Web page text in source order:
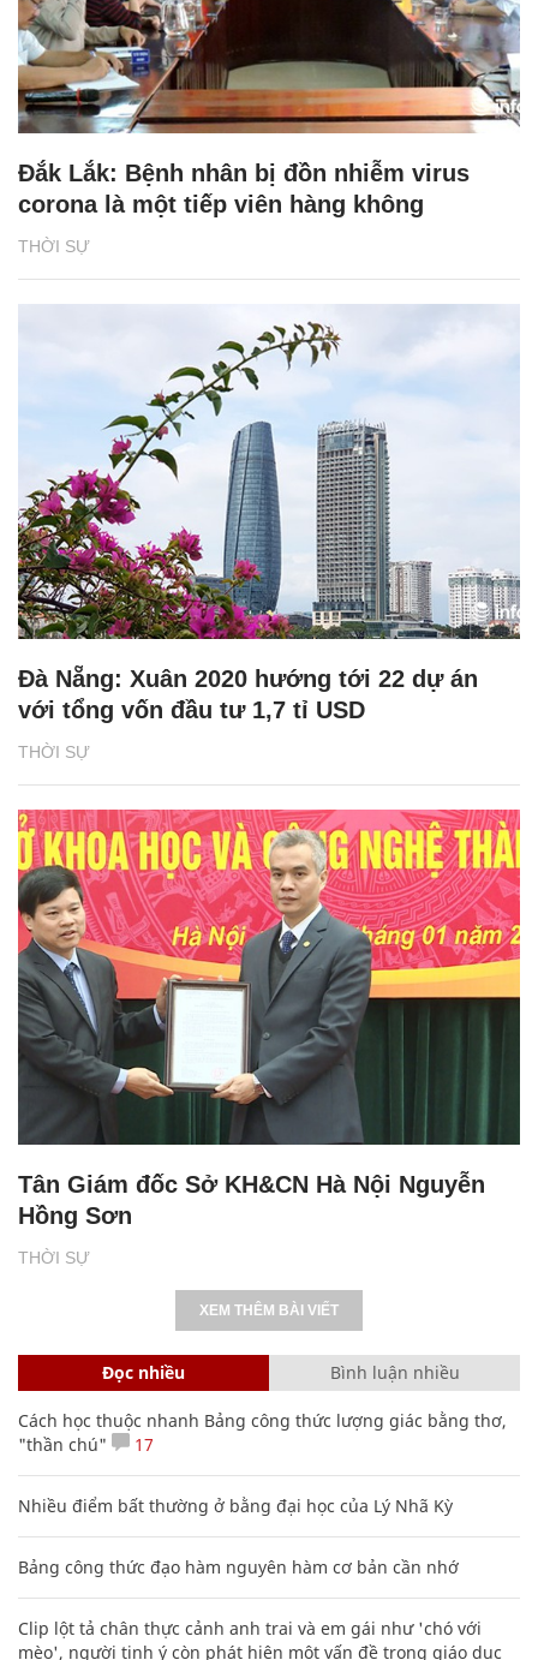
THỜI SỰ
Đắk Lắk: Bệnh nhân bị đồn nhiễm virus
corona là một tiếp viên hàng không
THỜI SỰ
Đà Nẵng: Xuân 2020 hướng tới 22 dự án
với tổng vốn đầu tư 1,7 tỉ USD
THỜI SỰ
Tân Giám đốc Sở KH&CN Hà Nội Nguyễn
Hồng Sơn
XEM THÊM BÀI VIẾT
Đọc nhiều Bình luận nhiều
Cách học thuộc nhanh Bảng công thức lượng giác bằng thơ,
"thần chú"
17
Nhiều điểm bất thường ở bằng đại học của Lý Nhã Kỳ
Bảng công thức đạo hàm nguyên hàm cơ bản cần nhớ
Clip lột tả chân thực cảnh anh trai và em gái như 'chó với
mèo', người tinh ý còn phát hiện một vấn đề trong giáo dục